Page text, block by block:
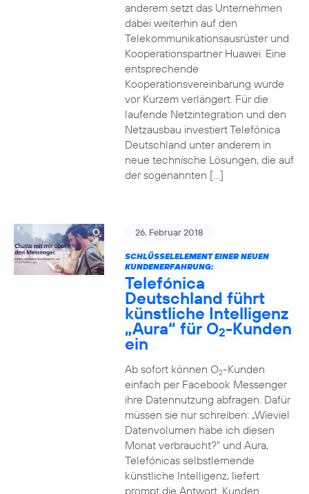
anderem setzt das Unternehmen
dabei weiterhin auf den
Telekommunikationsausrüster und
Kooperationspartner Huawei. Eine
entsprechende
Kooperationsvereinbarung wurde
vor Kurzem verlängert. Für die
laufende Netzintegration und den
Netzausbau investiert Telefónica
Deutschland unter anderem in
neue technische Lösungen, die auf
der sogenannten […]
26. Februar 2018
SCHLÜSSELELEMENT EINER NEUEN
KUNDENERFAHRUNG:
Telefónica
Deutschland führt
künstliche Intelligenz
„Aura“ für O2-Kunden
ein
Ab sofort können O2-Kunden
einfach per Facebook Messenger
ihre Datennutzung abfragen. Dafür
müssen sie nur schreiben: „Wieviel
Datenvolumen habe ich diesen
Monat verbraucht?“ und Aura,
Telefónicas selbstlernende
künstliche Intelligenz, liefert
prompt die Antwort. Kunden